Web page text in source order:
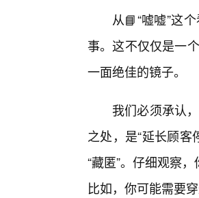
从📘“嘘嘘”这
事。这不仅仅是一
一面绝佳的镜子。
我们必须承认
之处，是“延长顾
“藏匿”。仔细观察
比如，你可能需要